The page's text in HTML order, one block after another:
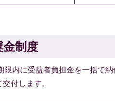
金制度
限内に受益者負担金を一括で
付します。